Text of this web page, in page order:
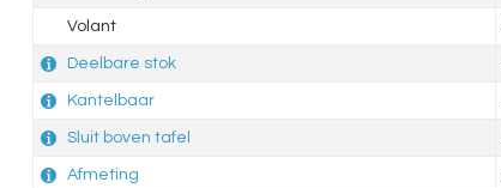
Volant
Deelbare stok
Kantelbaar
Sluit boven tafel
Afmeting